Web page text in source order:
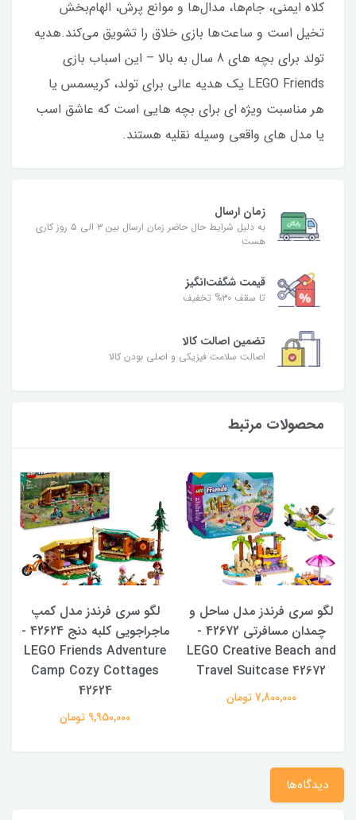
کلاه ایمنی، جام‌ها، مدال‌ها و موانع پرش، الهام‌بخش
تخیل است و ساعت‌ها بازی خلاق را تشویق می‌کند.هدیه
تولد برای بچه های 8 سال به بالا – این اسباب بازی
LEGO Friends یک هدیه عالی برای تولد، کریسمس یا
هر مناسبت ویژه ای برای بچه هایی است که عاشق اسب
یا مدل های واقعی وسیله نقلیه هستند.
زمان ارسال
به دلیل شرایط حال حاضر زمان ارسال بین ۳ الی ۵ روز کاری
هست
قیمت شگفت‌انگیز
تا سقف ۳۰% تخفیف
تضمین اصالت کالا
اصالت سلامت فیزیکی و اصلی بودن کالا
محصولات مرتبط
لگو سری فرندز مدل ساحل و
چمدان مسافرتی 42672 -
LEGO Creative Beach and
Travel Suitcase 42672
7,800,000 تومان
لگو سری فرندز مدل کمپ
ماجراجویی کلبه دنج 42624 -
LEGO Friends Adventure
Camp Cozy Cottages
42624
9,950,000 تومان
دیدگاه‌ها